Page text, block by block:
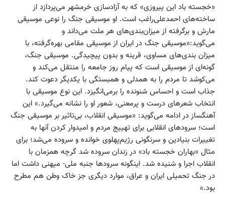
«خجسته باد این پیروزی» که به آزادسازی خرمشهر می‌پردازد از
ساخته‌های احمدعلی‌راغب است. او موسیقی جنگ را نوعی موسیقی
مارش و برگرفته از میزان‌بندی‌های هر ملت می‌داند و
می‌گوید:«موسیقی جنگ در ایران از موسیقی مقامی بهره‌گرفته، با
میزان بندی‌های مساوی، قرینه و بدون پیچیدگی. موسیقی جنگ،
گونه‌ای از موسیقی است که پیام روز جامعه را منتقل می‌کند و
می‌کوشد تا مردم را به همدلی و همبستگی با یکدیگر دعوت کند.
جذاب است و احساس شنونده را برمی‌انگیزد. این نوع موسیقی با
انتخاب شعرهای درست و پرمعنی، شعور او را نشانه می‌گیرد.» این
آهنگساز در ادامه می‌گوید: «موسیقی انقلاب، بی‌تاثیر بر موسیقی جنگ
است؛ سرودهای انقلابی برای تهییج مردم و امیدوار کردن آنها به
تغییرات بنیادین و سرنگونی رژیم‌پهلوی خوانده و سروده می‌شد؛ برای
مثال «بهاران خجسته باد» در زندان سروده شد گرچه همزمان با
انقلاب اجرا و شنیده شد. اینگونه سرودها جنبه ملی- میهنی داشت اما
در جنگ تحمیلی ایران و عراق، موارد دیگری جز خاک وطن هم مطرح
بود.»